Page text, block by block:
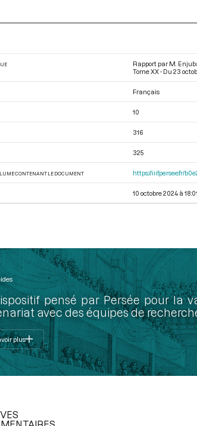
Rapport par M.
Tome XX - Du 23
Français
10
316
325
CONTENANT LE DOCUMENT https://iiif.persee.fr/
10 octobre 2024 à 18:01
pensé par Persée pour la
avec des équipes de
plus